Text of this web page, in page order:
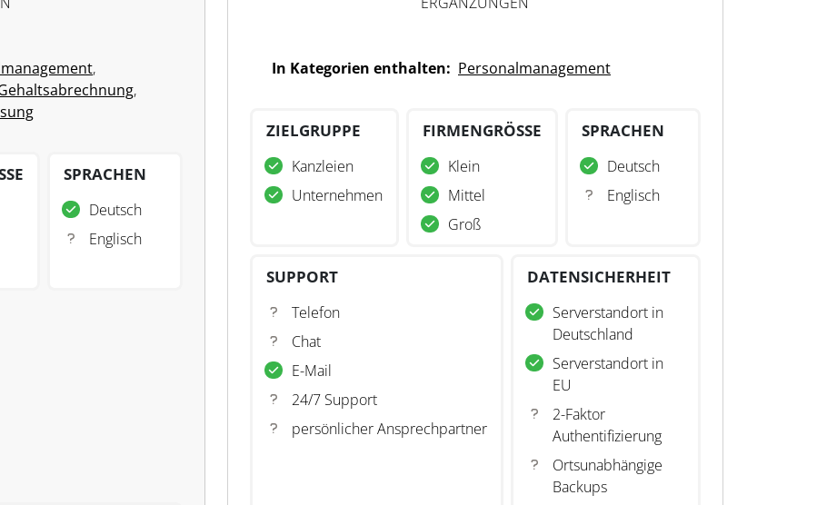
,
,
SPRACHEN
Deutsch
Englisch
In Kategorien enthalten: Personalmanagement
ZIELGRUPPE
Kanzleien
Unternehmen
FIRMENGRÖSSE
Klein
Mittel
Groß
SPRACHEN
Deutsch
Englisch
SUPPORT
Telefon
Chat
E-Mail
24/7 Support
persönlicher Ansprechpartner
DATENSICHERHEIT
Serverstandort in
Deutschland
Serverstandort in
EU
2-Faktor
Authentifizierung
Ortsunabhängige
Backups